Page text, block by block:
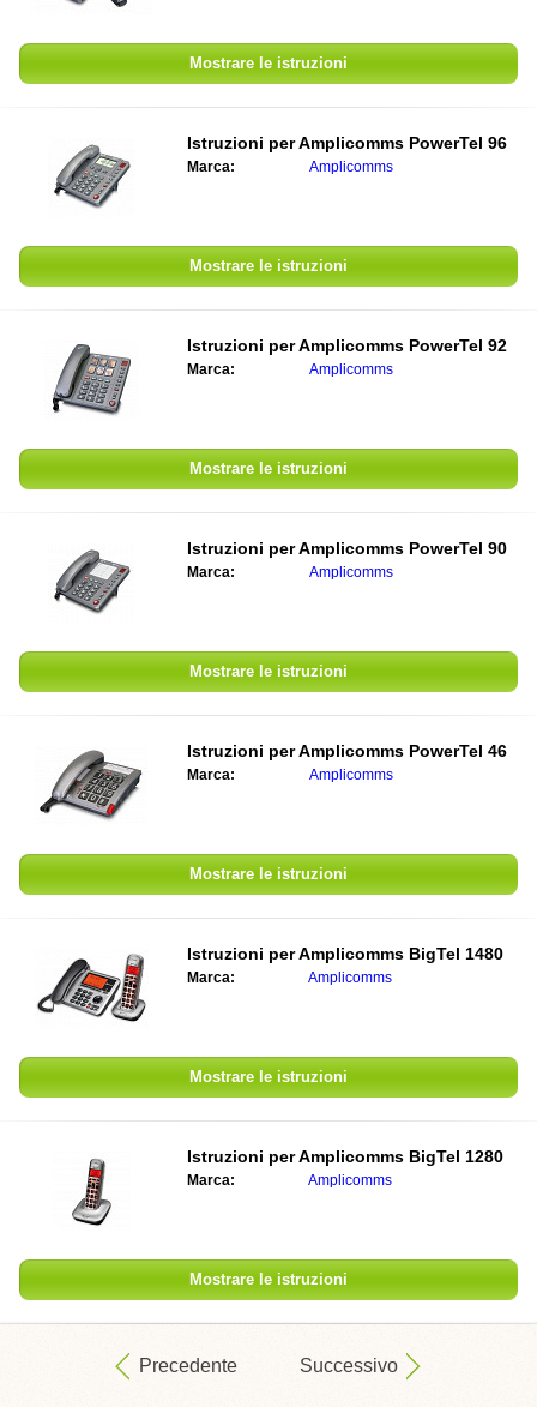
Mostrare le istruzioni
Istruzioni per Amplicomms PowerTel 96
Marca: Amplicomms
Mostrare le istruzioni
Istruzioni per Amplicomms PowerTel 92
Marca: Amplicomms
Mostrare le istruzioni
Istruzioni per Amplicomms PowerTel 90
Marca: Amplicomms
Mostrare le istruzioni
Istruzioni per Amplicomms PowerTel 46
Marca: Amplicomms
Mostrare le istruzioni
Istruzioni per Amplicomms BigTel 1480
Marca: Amplicomms
Mostrare le istruzioni
Istruzioni per Amplicomms BigTel 1280
Marca: Amplicomms
Mostrare le istruzioni
Precedente Successivo